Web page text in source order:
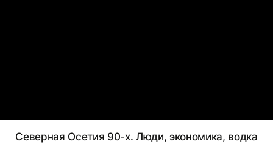
Северная Осетия 90-х. Люди, экономика, водка